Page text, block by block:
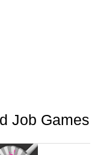
Job Games